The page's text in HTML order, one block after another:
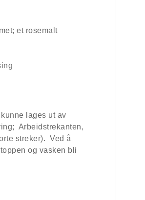
et rosemalt
lages ut av
Arbeidstrekanten,
streker). Ved å
og vasken bli